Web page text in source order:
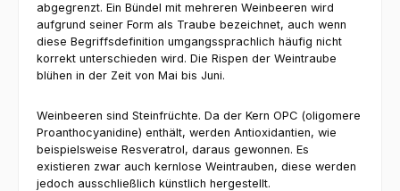
abgegrenzt. Ein Bündel mit mehreren Weinbeeren wird
aufgrund seiner Form als Traube bezeichnet, auch wenn
diese Begriffsdefinition umgangssprachlich häufig nicht
korrekt unterschieden wird. Die Rispen der Weintraube
blühen in der Zeit von Mai bis Juni.
Weinbeeren sind Steinfrüchte. Da der Kern OPC (oligomere
Proanthocyanidine) enthält, werden Antioxidantien, wie
beispielsweise Resveratrol, daraus gewonnen. Es
existieren zwar auch kernlose Weintrauben, diese werden
jedoch ausschließlich künstlich hergestellt.